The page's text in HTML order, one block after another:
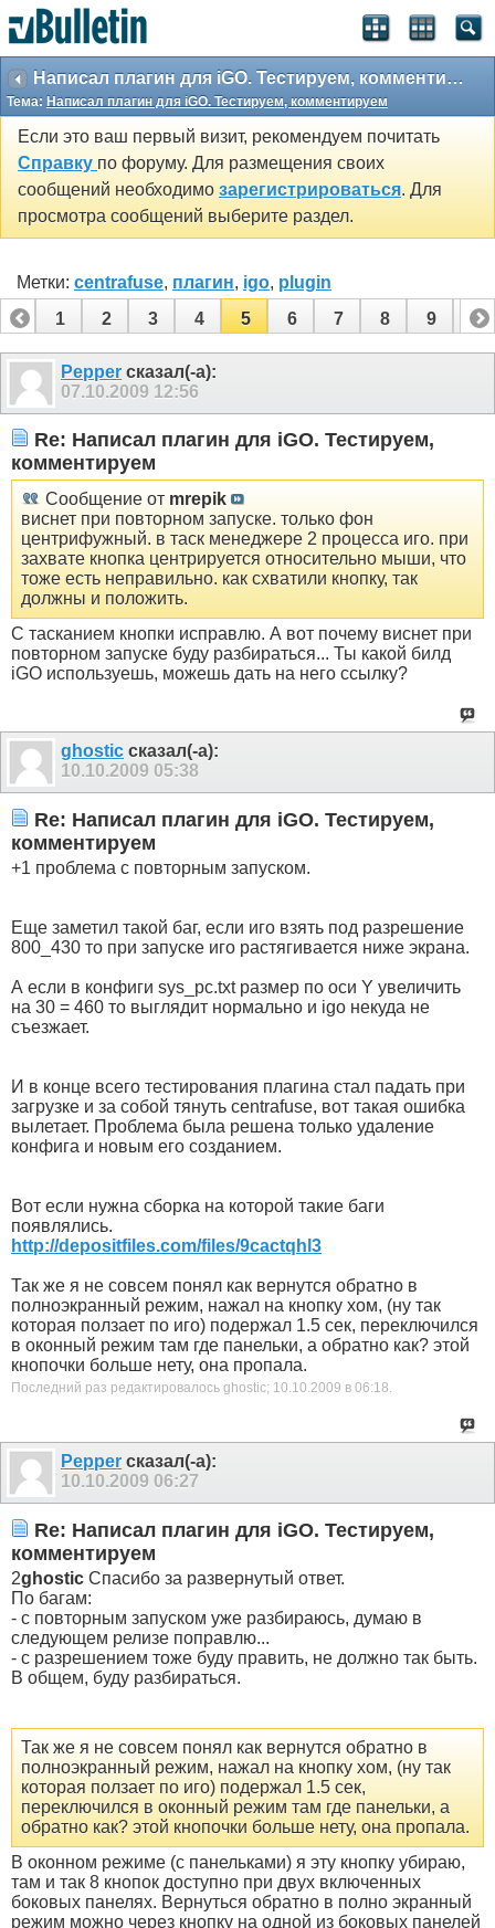
Написал плагин для iGO. Тестируем, комментируем
Тема: Написал плагин для iGO. Тестируем, комментируем
Если это ваш первый визит, рекомендуем почитать
Справку по форуму. Для размещения своих
сообщений необходимо зарегистрироваться. Для
просмотра сообщений выберите раздел.
Метки: centrafuse, плагин, igo, plugin
1
2 3 4 5 6 7 8 9 10
11 14
21
Pepper сказал(-а):
07.10.2009 12:56
Re: Написал плагин для iGO. Тестируем,
комментируем
Сообщение от mrepik
виснет при повторном запуске. только фон
центрифужный. в таск менеджере 2 процесса иго. при
захвате кнопка центрируется относительно мыши, что
тоже есть неправильно. как схватили кнопку, так
должны и положить.
С тасканием кнопки исправлю. А вот почему виснет при
повторном запуске буду разбираться... Ты какой билд
iGO используешь, можешь дать на него ссылку?
ghostic сказал(-а):
10.10.2009 05:38
Re: Написал плагин для iGO. Тестируем,
комментируем
+1 проблема с повторным запуском.
Еще заметил такой баг, если иго взять под разрешение
800_430 то при запуске иго растягивается ниже экрана.
А если в конфиги sys_pc.txt размер по оси Y увеличить
на 30 = 460 то выглядит нормально и igo некуда не
съезжает.
И в конце всего тестирования плагина стал падать при
загрузке и за собой тянуть centrafuse, вот такая ошибка
вылетает. Проблема была решена только удаление
конфига и новым его созданием.
Вот если нужна сборка на которой такие баги
появлялись.
http://depositfiles.com/files/9cactqhl3
Так же я не совсем понял как вернутся обратно в
полноэкранный режим, нажал на кнопку хом, (ну так
которая ползает по иго) подержал 1.5 сек, переключился
в оконный режим там где панельки, а обратно как? этой
кнопочки больше нету, она пропала.
Последний раз редактировалось ghostic; 10.10.2009 в 06:18
Pepper сказал(-а):
10.10.2009 06:27
Re: Написал плагин для iGO. Тестируем,
комментируем
2ghostic Спасибо за развернутый ответ.
По багам:
- с повторным запуском уже разбираюсь, думаю в
следующем релизе поправлю...
- с разрешением тоже буду править, не должно так быть.
В общем, буду разбираться.
Так же я не совсем понял как вернутся обратно в
полноэкранный режим, нажал на кнопку хом, (ну так
которая ползает по иго) подержал 1.5 сек,
переключился в оконный режим там где панельки, а
обратно как? этой кнопочки больше нету, она пропала.
В оконном режиме (с панельками) я эту кнопку убираю,
там и так 8 кнопок доступно при двух включенных
боковых панелях. Вернуться обратно в полно экранный
режим можно через кнопку на одной из боковых панелей